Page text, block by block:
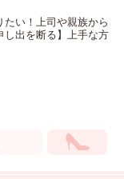
い！上司や親族から
し出を断る】上手な方